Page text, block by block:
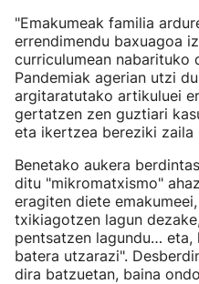
"Emakumeak familia
errendimendu baxuagoa
curriculumean nabarituko
Pandemiak agerian utzi
argitaratutako artikuluei
gertatzen zen guztiari
eta ikertzea bereziki zaila
Benetako aukera
ditu "mikromatxismo"
eragiten diete
txikiagotzen lagun
pentsatzen lagundu… eta,
batera utzarazi".
dira batzuetan, baina